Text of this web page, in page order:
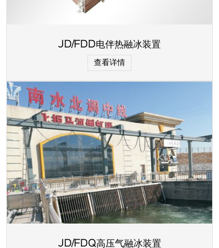
JD/FDD电伴热融冰装置
查看详情
JD/FDQ高压气融冰装置